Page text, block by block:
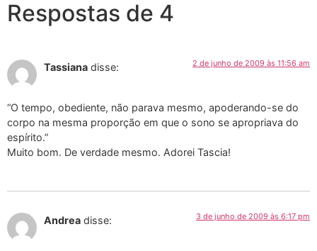
Respostas de 4
Tassiana disse: 2 de junho de 2009 às 11:56 am
“O tempo, obediente, não parava mesmo, apoderando-se do
corpo na mesma proporção em que o sono se apropriava do
espírito.”
Muito bom. De verdade mesmo. Adorei Tascia!
Andrea disse: 3 de junho de 2009 às 6:17 pm